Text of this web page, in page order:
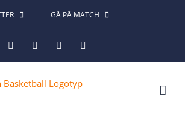
GÅ PÅ MATCH
FacebookInstagram